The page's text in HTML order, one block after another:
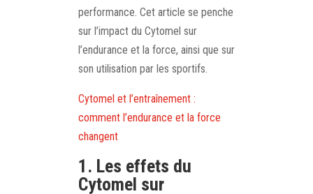
performance. Cet article se penche
sur l’impact du Cytomel sur
l’endurance et la force, ainsi que sur
son utilisation par les sportifs.
Cytomel et l’entraînement :
comment l’endurance et la force
changent
1. Les effets du
Cytomel sur